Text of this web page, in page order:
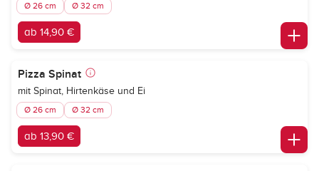
Ø 26 cm Ø 32 cm
ab 14,90 €
Pizza Spinat
mit Spinat, Hirtenkäse und Ei
Ø 26 cm Ø 32 cm
ab 13,90 €